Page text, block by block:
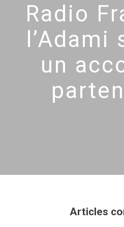
Radio
l’Adami
un
Articles